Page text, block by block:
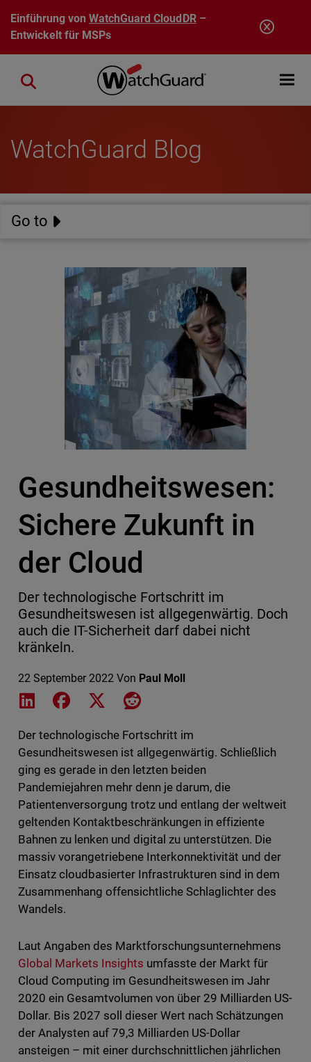
Direkt zum Inhalt
Einführung vonWatchGuard CloudDR–
Entwickelt für MSPs
Open
Close search
WatchGuard Blog
Go to
Gesundheitswesen:
Sichere Zukunft in
der Cloud
Der technologische Fortschritt im
Gesundheitswesen ist allgegenwärtig. Doch
auch die IT-Sicherheit darf dabei nicht
kränkeln.
22 September 2022 Von Paul Moll
Share on LinkedIn
Share on Facebook
Share on XShare on Reddit
Der technologische Fortschritt im
Gesundheitswesen ist allgegenwärtig. Schließlich
ging es gerade in den letzten beiden
Pandemiejahren mehr denn je darum, die
Patientenversorgung trotz und entlang der weltweit
geltenden Kontaktbeschränkungen in effiziente
Bahnen zu lenken und digital zu unterstützen. Die
massiv vorangetriebene Interkonnektivität und der
Einsatz cloudbasierter Infrastrukturen sind in dem
Zusammenhang offensichtliche Schlaglichter des
Wandels.
Laut Angaben des Marktforschungsunternehmens
Global Markets Insights umfasste der Markt für
Cloud Computing im Gesundheitswesen im Jahr
2020 ein Gesamtvolumen von über 29 Milliarden US-
Dollar. Bis 2027 soll dieser Wert nach Schätzungen
der Analysten auf 79,3 Milliarden US-Dollar
ansteigen – mit einer durchschnittlichen jährlichen